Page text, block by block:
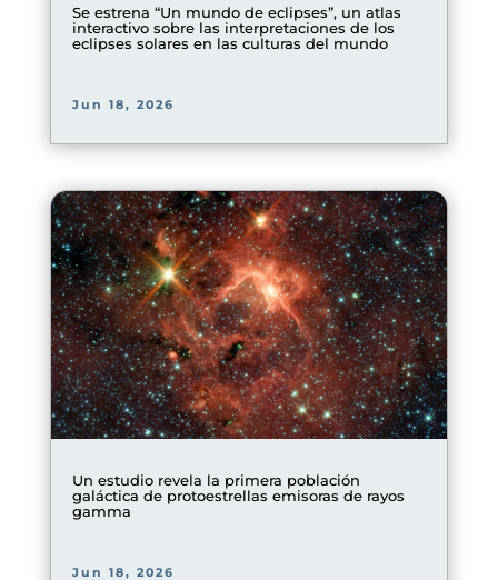
Se estrena “Un mundo de eclipses”, un atlas
interactivo sobre las interpretaciones de los
eclipses solares en las culturas del mundo
Jun 18, 2026
Un estudio revela la primera población
galáctica de protoestrellas emisoras de rayos
gamma
Jun 18, 2026